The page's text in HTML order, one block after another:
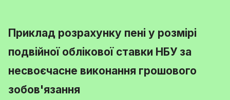
Приклад розрахунку пені у розмірі
подвійної облікової ставки НБУ за
несвоєчасне виконання грошового
зобов'язання